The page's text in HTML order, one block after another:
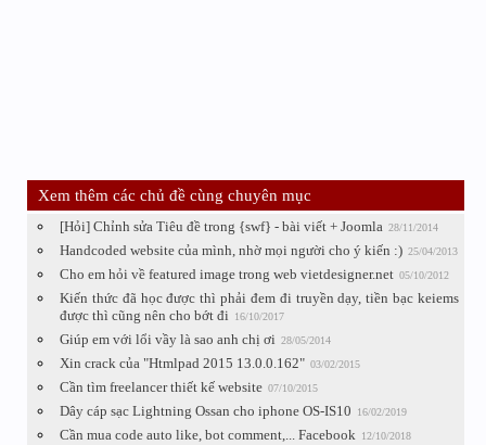
Xem thêm các chủ đề cùng chuyên mục
[Hỏi] Chỉnh sửa Tiêu đề trong {swf} - bài viết + Joomla 28/11/2014
Handcoded website của mình, nhờ mọi người cho ý kiến :) 25/04/2013
Cho em hỏi về featured image trong web vietdesigner.net 05/10/2012
Kiến thức đã học được thì phải đem đi truyền dạy, tiền bạc keiems
được thì cũng nên cho bớt đi
16/10/2017
Giúp em với lổi vầy là sao anh chị ơi 28/05/2014
Xin crack của "Htmlpad 2015 13.0.0.162" 03/02/2015
Cần tìm freelancer thiết kế website 07/10/2015
Dây cáp sạc Lightning Ossan cho iphone OS-IS10 16/02/2019
Cần mua code auto like, bot comment,... Facebook 12/10/2018